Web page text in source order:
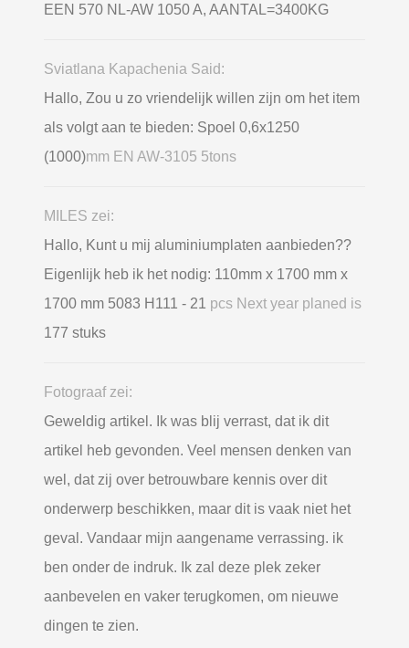
EEN 570 NL-AW 1050 A, AANTAL=3400KG
Sviatlana Kapachenia Said:
Hallo, Zou u zo vriendelijk willen zijn om het item
als volgt aan te bieden: Spoel 0,6х1250
(1000)mm EN AW-3105 5tons
MILES zei:
Hallo, Kunt u mij aluminiumplaten aanbieden??
Eigenlijk heb ik het nodig: 110mm x 1700 mm x
1700 mm 5083 H111 - 21 pcs Next year planed is
177 stuks
Fotograaf zei:
Geweldig artikel. Ik was blij verrast, dat ik dit
artikel heb gevonden. Veel mensen denken van
wel, dat zij over betrouwbare kennis over dit
onderwerp beschikken, maar dit is vaak niet het
geval. Vandaar mijn aangename verrassing. ik
ben onder de indruk. Ik zal deze plek zeker
aanbevelen en vaker terugkomen, om nieuwe
dingen te zien.